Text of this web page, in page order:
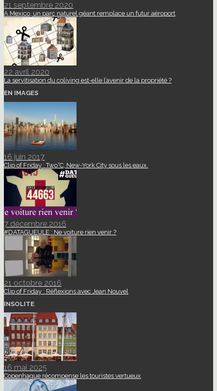
21 septembre 2020
A Mexico, un parc naturel géant remplace un futur aéroport
22 avril 2020
La servitisation du coliving est-elle l’avenir de la propriété ?
EN IMAGES
16 juin 2017
Clip of Friday : Two°C, New-York City sous les eaux.
7 décembre 2016
#DATAGUEULE : Ne voiture rien venir ?
21 octobre 2016
Clip of Friday : Réflexions avec Jean Nouvel
INSOLITE
16 mai 2025
Copenhague récompense les touristes vertueux